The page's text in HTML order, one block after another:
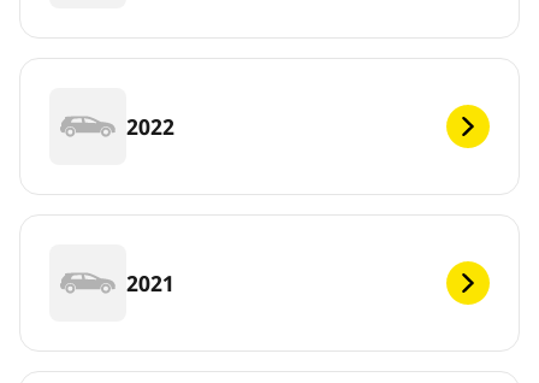
2022
2021